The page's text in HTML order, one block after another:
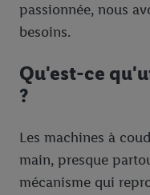
passionnée, nous
besoins.
Qu'est-ce
?
Les machines à
main, presque
mécanisme qui